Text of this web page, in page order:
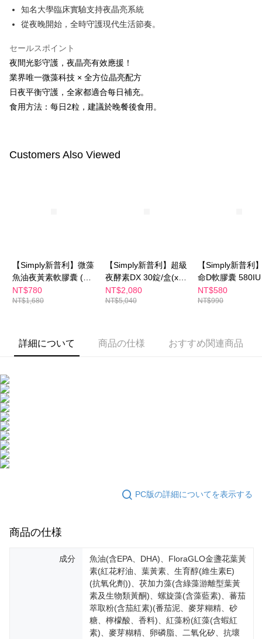
説明
一、 AFTEE代金後払いについて
1.お支払い方法でAFTEE代金後払いを選択すると、携帯電話認証ウィンド
2.SMSで認証してお支払い手続を進めてください。
3.注文するときのお支払いは不要です。商品はご指定の住所に配送されま
4.ご注文が完了すると、携帯に支払い通知のSMSが届きます。アプリ会員
の場合は、AFTEE アプリプッシュ通知が届きます。
5.商品受け取り時のお支払いは不要です。商品を確かめてから、SMSまた
はアプリの通知に従って、4大コンビニ、またはATM/オンラインバンキン
リをダウンロードして AFTEE 会員になるとお支払い期限を最長 45 日以内
1.初回 AFTEEを ご利用の際に、認証結果及び当社の審査の結果に基づ
き、限度額が設定されます。
2.決済金額は最低NT$20です。
3.現在、台湾の会員のみご利用いただけます。
の氏名、電話番号、受取人の氏名、電話番号、受取人住所を含むがこれに
限らない）は、AFTEEに渡され当サービスで必要な範囲内で利用されま
てAFTEEにご提供いただく、またはAFTEEにあなたの個人情報の収集、処
ATM払い
配送方法
全家付款取貨
配送毎にNT$100、NT$600以上で送料無料
付款後全家取貨
付款後7-11取貨
配送毎にNT$100、NT$600以上で送料無料
宅配
知名大學臨床實驗支持夜晶亮系統
從夜晚開始，全時守護現代生活節奏。
セールスポイント
夜間光影守護，夜晶亮有效應援！
業界唯一微藻科技 × 全方位晶亮配方
日夜平衡守護，全家都適合每日補充。
食用方法：每日2粒，建議於晚餐後食用。
Customers Also Viewed
【Simply新普利】微藻
魚油夜黃素軟膠囊 (30
粒/盒) 葉黃素
NT$780
NT$1,680
【Simply新普利】超級
夜酵素DX 30錠/盒(x2
盒)+微藻魚油夜黃素軟
膠囊 30粒/盒(x1盒)(葉
NT$2,080
NT$5,040
【Simply新普利
命D軟膠囊
顆/盒
NT$580
NT$990
詳細について 商品の仕様 おすすめ関連商品
PC版の詳細についてを表示する
商品の仕様
成分
魚油(含EPA、DHA)、FloraGLO金盞花葉黃
素(紅花籽油、葉黃素、生育醇(維生素E)
(抗氧化劑))、茯加力藻(含綠藻游離型葉黃
素及生物類黃酮)、螺旋藻(含藻藍素)、蕃茄
萃取粉(含茄紅素)(番茄泥、麥芽糊精、砂
糖、檸檬酸、香料)、紅藻粉(紅藻(含蝦紅
素)、麥芽糊精、卵磷脂、二氧化矽、抗壞